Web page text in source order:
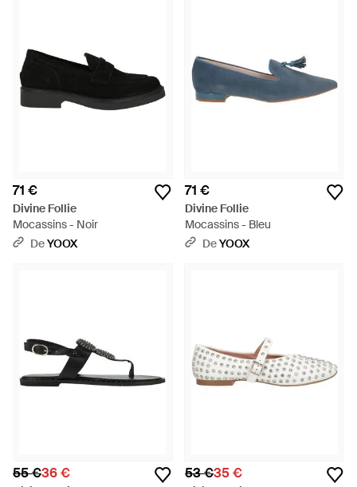
71 €
Divine Follie
Mocassins - Noir
DeYOOX
71 €
Divine Follie
Mocassins - Bleu
DeYOOX
55 €36 € 53 €35 €